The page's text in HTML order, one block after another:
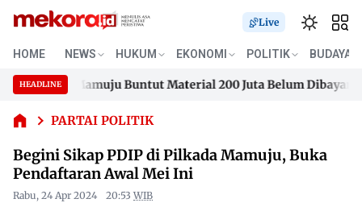
Live
HOME NEWS HUKUM EKONOMI POLITIK BUDAYA
HEADLINEMamuju Buntut Material 200 Juta Belum Dibayar
Mamuju Buntut Material 200 Juta Belum Dibayar
PARTAI POLITIK
PDIP di
Mamuju,
Pendaftaran
Awal Mei Ini
Begini Sikap PDIP di Pilkada Mamuju, Buka
Pendaftaran Awal Mei Ini
Rabu, 24 Apr 2024 20:53 WIB